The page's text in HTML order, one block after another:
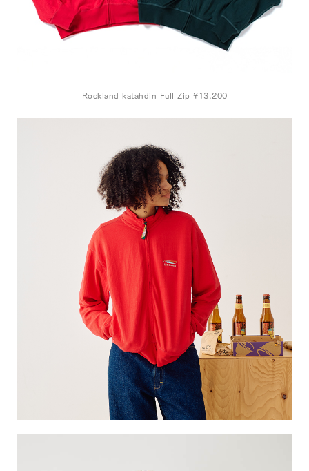
Rockland katahdin Full Zip ¥13,200